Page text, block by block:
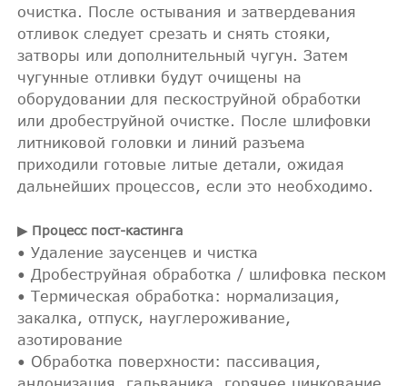
очистка. После остывания и затвердевания
отливок следует срезать и снять стояки,
затворы или дополнительный чугун. Затем
чугунные отливки будут очищены на
оборудовании для пескоструйной обработки
или дробеструйной очистке. После шлифовки
литниковой головки и линий разъема
приходили готовые литые детали, ожидая
дальнейших процессов, если это необходимо.
▶ Процесс пост-кастинга
• Удаление заусенцев и чистка
• Дробеструйная обработка / шлифовка песком
• Термическая обработка: нормализация,
закалка, отпуск, науглероживание,
азотирование
• Обработка поверхности: пассивация,